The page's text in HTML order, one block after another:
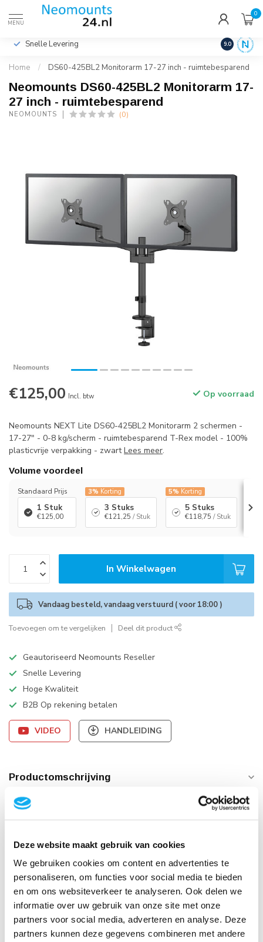
Deze website maakt gebruik van cookies
We gebruiken cookies om content en advertenties te
personaliseren, om functies voor social media te bieden
en om ons websiteverkeer te analyseren. Ook delen we
informatie over uw gebruik van onze site met onze
partners voor social media, adverteren en analyse. Deze
partners kunnen deze gegevens combineren met andere
MENU
0
Incl. btw
Snelle Levering Hoge
9.0
Home / DS60-425BL2 Monitorarm 17-27 inch - ruimtebesparend
Neomounts DS60-425BL2 Monitorarm 17-
27 inch - ruimtebesparend
NEOMOUNTS (0)
€125,00 Incl. btw Op voorraad
Neomounts NEXT Lite DS60-425BL2 Monitorarm 2 schermen -
17-27" - 0-8 kg/scherm - ruimtebesparend T-Rex model - 100%
plasticvrije verpakking - zwartLees meer.
Volume voordeel
Standaard Prijs
1 Stuk
€125,00
3% Korting
3 Stuks
€121,25 / Stuk
5% Korting
5 Stuks
€118,75 / Stuk
In Winkelwagen
Vandaag besteld, vandaag verstuurd ( voor 18:00 )
Toevoegen om te vergelijken Deel dit product
Geautoriseerd Neomounts Reseller
Snelle Levering
Hoge Kwaliteit
B2B Op rekening betalen
VIDEO HANDLEIDING
Productomschrijving
Specificaties
Gerelateerde producten
Neomounts DS22-840BL6
Bureaucontactdoos met klem
en USB-C en USB-A poorten -
Quick-charge
Op voorraad
€49,95